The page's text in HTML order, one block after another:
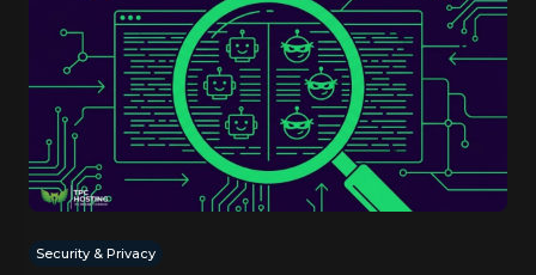
Security & Privacy